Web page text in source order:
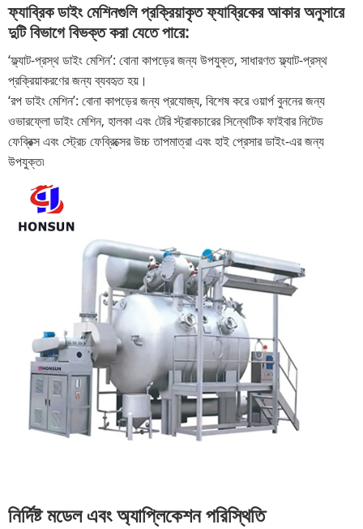
ফ্যাব্রিক ডাইং মেশিনগুলি প্রক্রিয়াকৃত ফ্যাব্রিকের আকার অনুসারে
দুটি বিভাগে বিভক্ত করা যেতে পারে:
‘ফ্ল্যাট-প্রস্থ ডাইং মেশিন’: বোনা কাপড়ের জন্য উপযুক্ত, সাধারণত ফ্ল্যাট-প্রস্থ
প্রক্রিয়াকরণের জন্য ব্যবহৃত হয়।
‘রপ ডাইং মেশিন’: বোনা কাপড়ের জন্য প্রযোজ্য, বিশেষ করে ওয়ার্প বুননের জন্য
ওভারফ্লো ডাইং মেশিন, হালকা এবং টেরি স্ট্রাকচারের সিন্থেটিক ফাইবার নিটেড
ফেব্রিক্স এবং স্ট্রেচ ফেব্রিক্সের উচ্চ তাপমাত্রা এবং হাই প্রেসার ডাইং-এর জন্য
উপযুক্ত৷
নির্দিষ্ট মডেল এবং অ্যাপ্লিকেশন পরিস্থিতি